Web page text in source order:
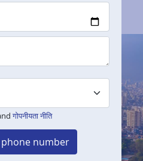
गोपनीयता नीति
phone number